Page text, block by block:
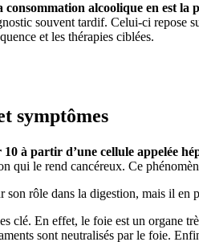
consommation alcoolique en est la
souvent tardif. Celui-ci repose
et les thérapies ciblées.
symptômes
à partir d’une cellule appelée
qui le rend cancéreux. Ce
son rôle dans la digestion, mais il en
clé. En effet, le foie est un organe
sont neutralisés par le foie.